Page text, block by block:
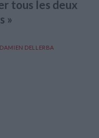
tous les deux
»
DAMIEN DELLERBA